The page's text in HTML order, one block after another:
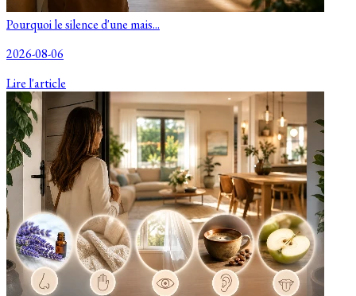
Pourquoi le silence d'une mais...
2026-08-06
Lire l'article